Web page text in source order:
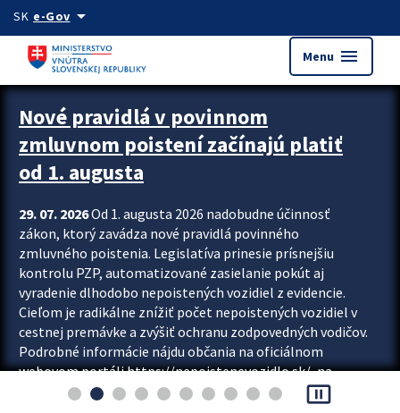
Preskocit na hlavný obsah
SK e-Govarrow_drop_down
Menu menu
Zastavit automatický posun upútavok
Nové pravidlá v povinnom
zmluvnom poistení začínajú platiť
od 1. augusta
29. 07. 2026Od 1. augusta 2026 nadobudne účinnosť
zákon, ktorý zavádza nové pravidlá povinného
zmluvného poistenia. Legislatíva prinesie prísnejšiu
kontrolu PZP, automatizované zasielanie pokút aj
vyradenie dlhodobo nepoistených vozidiel z evidencie.
Cieľom je radikálne znížiť počet nepoistených vozidiel v
cestnej premávke a zvýšiť ochranu zodpovedných vodičov.
Podrobné informácie nájdu občania na oficiálnom
webovom portáli https://nepoistenevozidlo.sk/, na
ktorom od augusta pribudne aj možnosť overiť si...
pause_presentation